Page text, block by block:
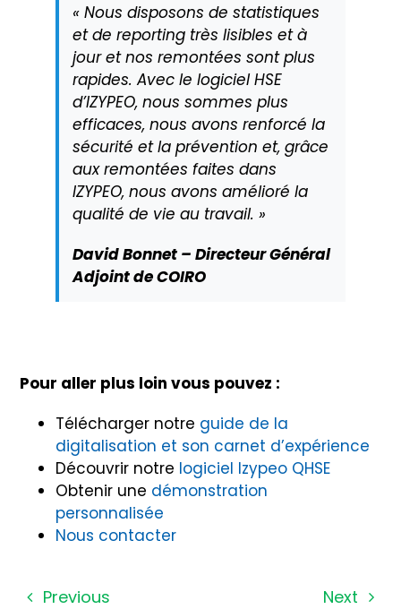
« Nous disposons de statistiques
et de reporting très lisibles et à
jour et nos remontées sont plus
rapides. Avec le logiciel HSE
d’IZYPEO, nous sommes plus
efficaces, nous avons renforcé la
sécurité et la prévention et, grâce
aux remontées faites dans
IZYPEO, nous avons amélioré la
qualité de vie au travail. »
David Bonnet – Directeur Général
Adjoint de COIRO
Pour aller plus loin vous pouvez :
Télécharger notre guide de la
digitalisation et son carnet d’expérience
Découvrir notre logiciel Izypeo QHSE
Obtenir une démonstration
personnalisée
Nous contacter
Previous Next